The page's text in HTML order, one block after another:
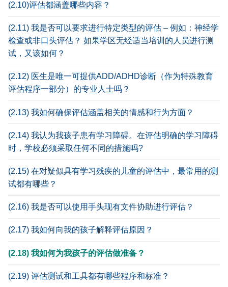
(2.10)评估都涵盖哪些内容？
(2.11) 我是否可以要求进行特定类型的评估 – 例如：神经学
检查或非口头评估？ 如果学区无经适当培训的人员进行测
试，又该如何？
(2.12) 医生是唯一可提供ADD/ADHD诊断（作为特殊教育
评估程序一部分）的专业人士吗？
(2.13) 我如何确保评估涵盖相关的情感和行为方面？
(2.14) 我认为我孩子患有学习障碍。在评估明确的学习障碍
时，学校必须采取任何不同的措施吗?
(2.15) 在对疑似具有学习残疾的儿童的评估中，最常用的测
试都有哪些？
(2.16) 我是否可以使用手头现有文件协助进行评估？
(2.17) 我如何向我的孩子解释评估原因？
(2.18) 我如何为我孩子的评估做准备？
(2.19) 评估测试和工具都有哪些程序和标准？